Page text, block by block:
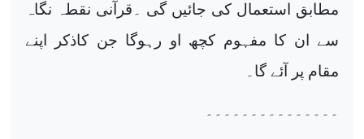
مطابق استعمال کی جائیں گی ۔قرآنی نقطہ نگاہ
سے ان کا مفہوم کچھ او رہوگا جن کاذکر اپنے
مقام پر آئے گا۔
۔۔۔۔۔۔۔۔۔۔۔۔۔۔۔